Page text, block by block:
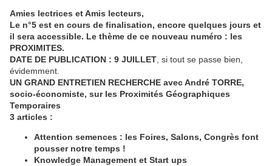
Amies lectrices et Amis lecteurs,
Le n°5 est en cours de finalisation, encore quelques jours et
il sera accessible. Le thème de ce nouveau numéro : les
PROXIMITES.
DATE DE PUBLICATION : 9 JUILLET , si tout se passe bien,
évidemment.
UN GRAND ENTRETIEN RECHERCHE avec André TORRE,
socio-économiste, sur les Proximités Géographiques
Temporaires
3 articles :
Attention semences : les Foires, Salons, Congrès font
pousser notre temps !
Knowledge Management et Start ups